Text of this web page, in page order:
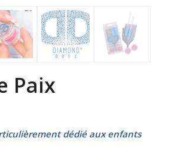
Paix
dédié aux enfants